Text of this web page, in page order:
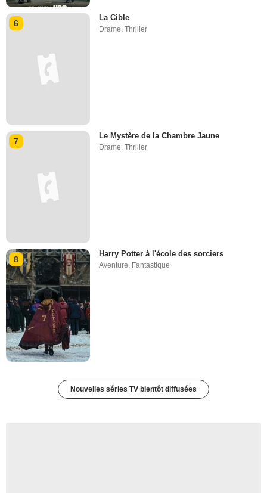
6
La Cible
Drame,Thriller
7
Le Mystère de la Chambre Jaune
Drame,Thriller
8
Harry Potter à l'école des sorciers
Aventure, Fantastique
Nouvelles séries TV bientôt diffusées